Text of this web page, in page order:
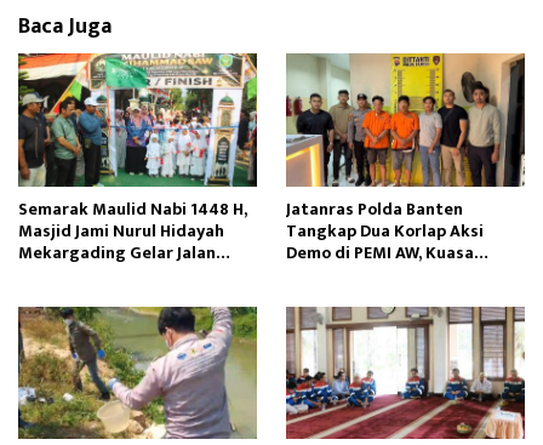
Baca Juga
Semarak Maulid Nabi 1448 H,
Masjid Jami Nurul Hidayah
Mekargading Gelar Jalan
Jatanras Polda Banten
Tangkap Dua Korlap Aksi
Demo di PEMI AW, Kuasa